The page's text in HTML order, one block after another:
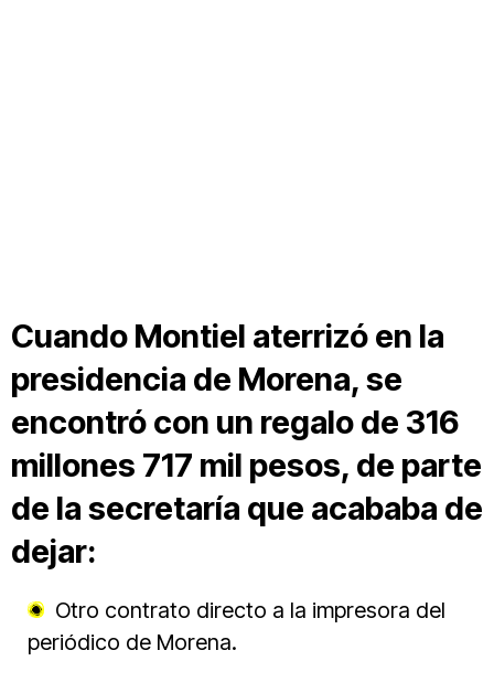
Cuando Montiel aterrizó en la
presidencia de Morena, se
encontró con un regalo de 316
millones 717 mil pesos, de parte
de la secretaría que acababa de
dejar:
Otro contrato directo a la impresora del
periódico de Morena.